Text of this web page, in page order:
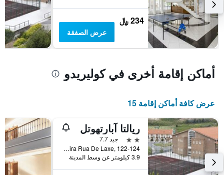
234 ﷼
عرض الصفقة
أماكن إقامة أخرى في كوليريدو
عرض كافة أماكن إقامة 15
ريالتا آبارتهوتل
2 نجمتين
جيد 7.7
A Zapateira Rua De Laxe, 122-124, كوليريدو, غاليسيا, أسبانيا
3.9 كيلومتر عن وسط المدينة